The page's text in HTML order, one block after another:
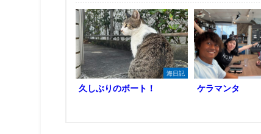
海日記
久しぶりのボート！ ケラマンタ